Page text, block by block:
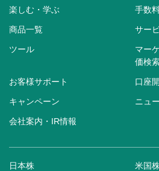
楽しむ・学ぶ 手数
商品一覧 サー
ツール
マー
価検
お客様サポート 口座
キャンペーン ニュ
会社案内・IR情報
日本株 米国